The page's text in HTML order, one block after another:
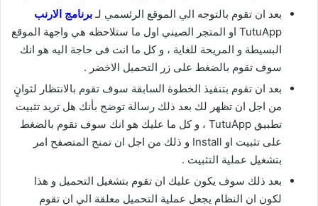
بعد ان تقوم بالتوجه الي الموقع الرئسمي لـ برنامج الارنب
TutuApp او المتجر الصيني اول ما ستلاحظه هي واجهة الموقع
البسيطة و المريحة للغاية ، و كل ما انت فى حاجة اليه هو انك
سوف تقوم بالضغط على زر التحميل الاخضر .
بعد ان تقوم بتنفيذ الخطوة السابقة سوف تقوم بالانتظار لثوانٍ
من اجل ان تظهر لك بعد ذلك رسالة توضح بأنك هل تريد تثبيت
تطبيق TutuApp ، و كل ما عليك هو انك سوف تقوم بالضغط
على تثبيت او Install و ذلك من اجل ان تمنح المتصفح امر
بتشغيل عملية التثبيت .
بعد ذلك سوف يكون عليك ان تقوم بتشغيل التحميل و هذا
لكون ان النظام يجعل عملية التحميل معلقة الي ان تقوم